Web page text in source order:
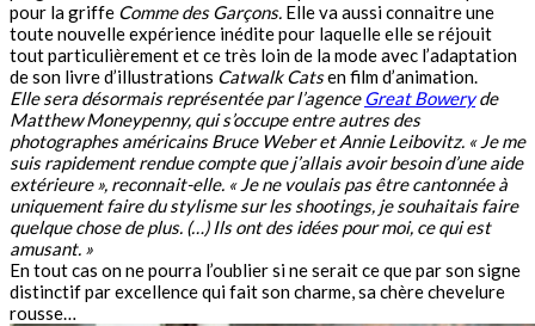
pour la griffe Comme des Garçons. Elle va aussi connaitre une
toute nouvelle expérience inédite pour laquelle elle se réjouit
tout particulièrement et ce très loin de la mode avec l’adaptation
de son livre d’illustrations Catwalk Catsen film d’animation.
Elle sera désormais représentée par l’agenceGreat Boweryde
Matthew Moneypenny, qui s’occupe entre autres des
photographes américains Bruce Weber et Annie Leibovitz. « Je me
suis rapidement rendue compte que j’allais avoir besoin d’une aide
extérieure », reconnait-elle. « Je ne voulais pas être cantonnée à
uniquement faire du stylisme sur les shootings, je souhaitais faire
quelque chose de plus. (…) Ils ont des idées pour moi, ce qui est
amusant. »
En tout cas on ne pourra l’oublier si ne serait ce que par son signe
distinctif par excellence qui fait son charme, sa chère chevelure
rousse…